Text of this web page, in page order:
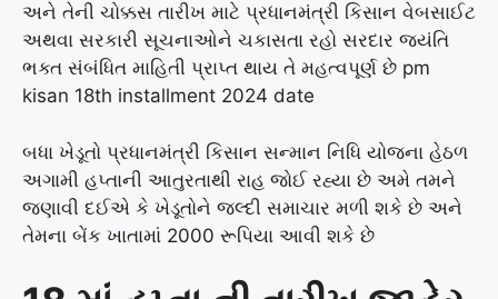
અને તેની ચોક્કસ તારીખ માટે પ્રધાનમંત્રી કિસાન વેબસાઈટ
અથવા સરકારી સૂચનાઓને ચકાસતા રહો સરદાર જયંતિ
ભક્ત સંબંધિત માહિતી પ્રાપ્ત થાય તે મહત્વપૂર્ણ છે pm
kisan 18th installment 2024 date
બધા ખેડૂતો પ્રધાનમંત્રી કિસાન સન્માન નિધિ યોજના હેઠળ
અગામી હપ્તાની આતુરતાથી રાહ જોઈ રહ્યા છે અમે તમને
જણાવી દઈએ કે ખેડૂતોને જલ્દી સમાચાર મળી શકે છે અને
તેમના બેંક ખાતામાં 2000 રૂપિયા આવી શકે છે